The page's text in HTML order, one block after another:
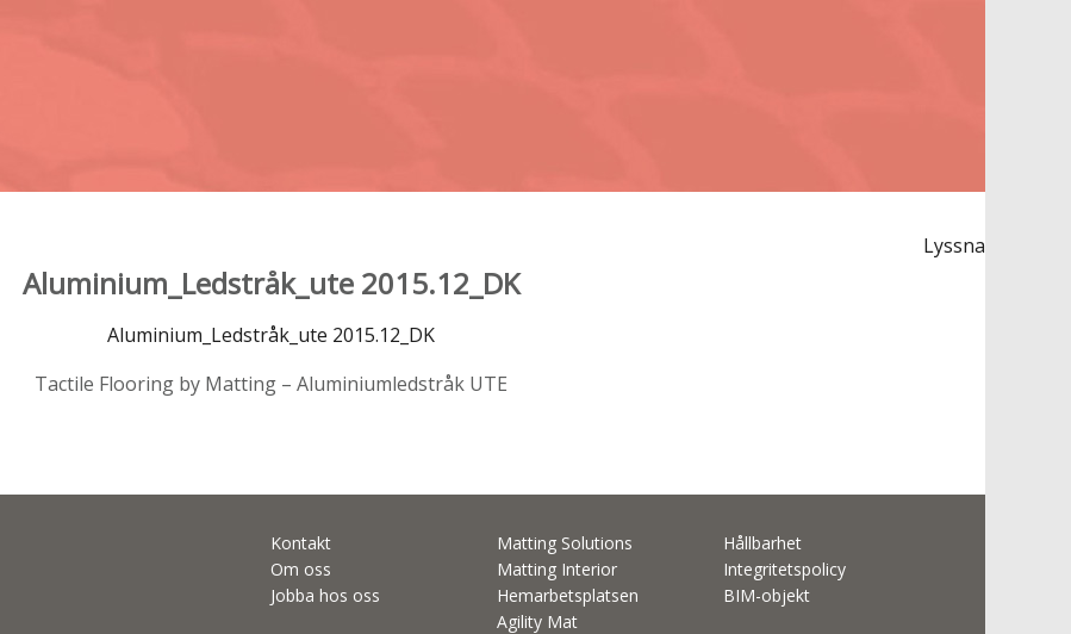
Lyssna
Aluminium_Ledstråk_ute 2015.12_DK
Aluminium_Ledstråk_ute 2015.12_DK
Tactile Flooring by Matting – Aluminiumledstråk UTE
Kontakt
Om oss
Jobba hos oss
Matting Solutions
Matting Interior
Hemarbetsplatsen
Agility Mat
Hållbarhet
Integritetspolicy
BIM-objekt